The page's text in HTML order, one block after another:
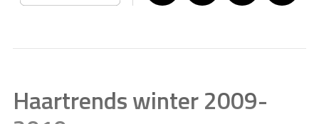
Haartrends winter 2009-